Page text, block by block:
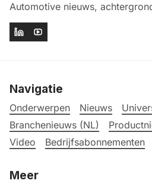
Automotive nieuws,
Navigatie
Onderwerpen Nieuws
Branchenieuws (NL)
Video
Bedrijfsabonnementen
Meer